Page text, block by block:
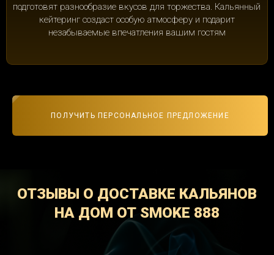
подготовят разнообразие вкусов для торжества. Кальянный
кейтеринг создаст особую атмосферу и подарит
незабываемые впечатления вашим гостям
ПОЛУЧИТЬ ПЕРСОНАЛЬНОЕ ПРЕДЛОЖЕНИЕ
ОТЗЫВЫ О ДОСТАВКЕ КАЛЬЯНОВ
НА ДОМ ОТ SMOKE 888